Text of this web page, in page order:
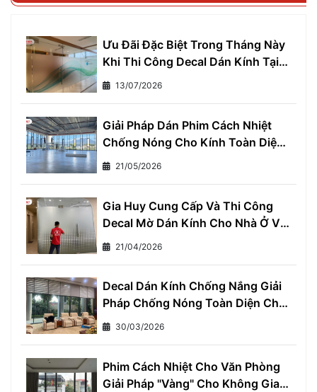
Ưu Đãi Đặc Biệt Trong Tháng Này
Khi Thi Công Decal Dán Kính Tại
Gia Huy Khu Vực Miền Nam
13/07/2026
Giải Pháp Dán Phim Cách Nhiệt
Chống Nóng Cho Kính Toàn Diện
- Giảm Ngay 7°C, Tiết Kiệm 30%
21/05/2026
Gia Huy Cung Cấp Và Thi Công
Decal Mờ Dán Kính Cho Nhà Ở Và
Văn Phòng
21/04/2026
Decal Dán Kính Chống Nắng Giải
Pháp Chống Nóng Toàn Diện Cho
Mọi Nhà
30/03/2026
Phim Cách Nhiệt Cho Văn Phòng
Giải Pháp "Vàng" Cho Không Gian